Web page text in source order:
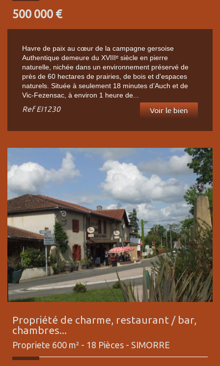
500 000 €
Havre de paix au cœur de la campagne gersoise
Authentique demeure du XVIIIᵉ siècle en pierre
naturelle, nichée dans un environnement préservé de
près de 60 hectares de prairies, de bois et d'espaces
naturels. Située à seulement 18 minutes d’Auch et de
Vic-Fezensac, à environ 1 heure de...
RefEI1230 Voir le bien
Propriété de charme, restaurant / bar,
chambres...
Propriete 600 m² - 18 Pièces - SIMORRE